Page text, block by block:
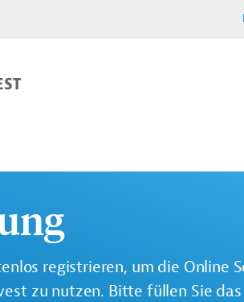
registrieren, um die Online
zu nutzen. Bitte füllen Sie